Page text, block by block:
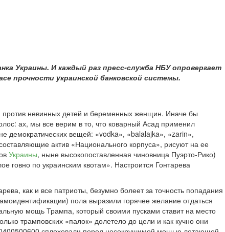
Украины. И каждый раз пресс-служба НБУ опровергает
прочности украинской банковской системы.
против невинных детей и беременных женщин. Иначе бы
ах, мы все верим в то, что коварный Асад применил
демократических вещей: «vodka», «balalajka», «zarin»,
актив «Национального корпуса», рисуют на ее
Украины, ныне высокопоставленная чиновница Пуэрто-Рико)
говно по украинским квотам». Настроится Гонтарева
как и все патриоты, безумно болеет за точность попадания
пола выразили горячее желание отдаться
мощь Трампа, который своими пусками ставит на место
трамповских «палок» долетело до цели и как кучно они